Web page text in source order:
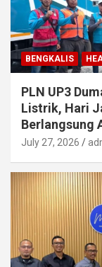
BENGKALIS
PLN UP3
Listrik, Hari
Berlangsung
July 27, 2026